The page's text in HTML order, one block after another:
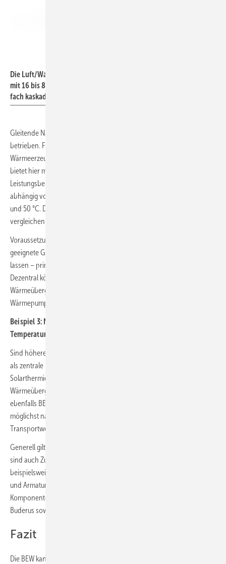
Die Luft/Wasser-Wärmepumpe Logatherm WLW276 von Buderus ist
mit 16 bis 89 kW Leistung (bei A-7/W35) erhältlich und bis zu 16-
fach kaskadierbar – das entspricht einer Leistung von 1,42 MW.
Gleitende Nahwärmenetze werden außentemperaturgeführt
betrieben. Für die Förderfähigkeit nach BEW lassen sich zur zentralen
Wärmeerzeugung Luft/Wasser-Wärmepumpen installieren – Buderus
bietet hier mit der Logatherm WLW276 auch für den größeren
Leistungsbereich geeignete Geräte an. Die Vorlauftemperatur wird
abhängig von der Außentemperatur gefahren und liegt zwischen 10
und 50 °C. Dies lässt sich mit der Heizkurve einer Zentralheizung
vergleichen.
Voraussetzung für diese Art des Nahwärmenetzes sind dafür
geeignete Gebäude, die sich mit diesem Temperaturniveau beheizen
lassen – primär eignen sich solche Netze deshalb für Neubauten.
Dezentral können dann in jedem versorgten Haus eine
Wärmeübergabestation sowie ergänzend etwa auch eine Trinkwasser-
Wärmepumpe wie die Logatherm WPT eingesetzt werden.
Beispiel 3: Nahwärmenetz mit mittlerem/hohem
Temperaturniveau
Sind höhere Temperaturen erwünscht, können Wärmenetzbetreiber
als zentrale Lösung auch auf ein System aus Biomassekessel und
Solarthermie setzen. Dezentral werden auch hier
Wärmeübergabestationen verwendet. Diese Art eines Wärmenetzes ist
ebenfalls BEW-förderfähig. Sinnvoll ist es, wenn die Brennstoffquelle
möglichst nahe an der Heizzentrale liegt, so dass keine langen
Transportwege entstehen, um die Biomasse anzuliefern.
Generell gilt: Handelt es sich um ein BEW-förderfähiges Wärmenetz,
sind auch Zuschüsse für Umfeldmaßnahmen möglich. Dazu zählen
beispielsweise Systemkomponenten und Systemzubehör wie Pumpen
und Armaturen in großen Dimensionen, Ausgaben für hydraulische
Komponenten wie den Logaflow HSM plus Hydraulikbaukasten von
Buderus sowie Planungsleistungen und hydraulischer Abgleich.
Fazit
Die BEW kann den Neubau von Wärmenetzen mit einem hohen Anteil